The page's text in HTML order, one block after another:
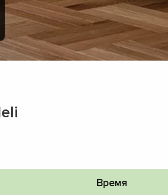
Время